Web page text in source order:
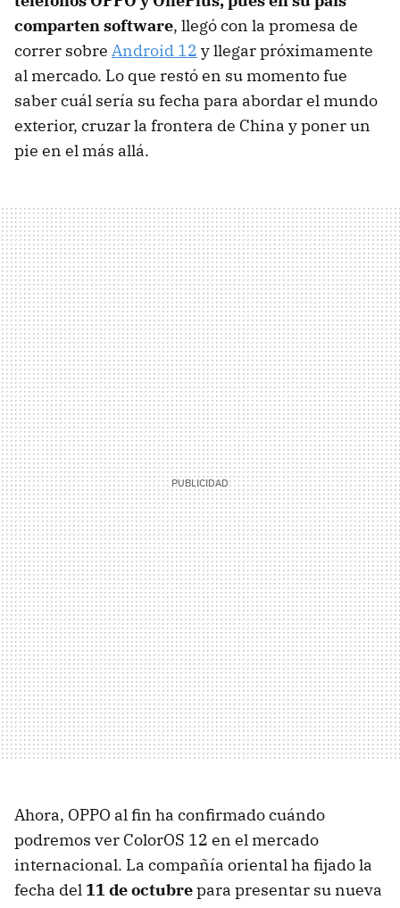
comparten software, llegó con la promesa de
correr sobre Android 12 y llegar próximamente
al mercado. Lo que restó en su momento fue
saber cuál sería su fecha para abordar el mundo
exterior, cruzar la frontera de China y poner un
pie en el más allá.
Ahora, OPPO al fin ha confirmado cuándo
podremos ver ColorOS 12 en el mercado
internacional. La compañía oriental ha fijado la
fecha del 11 de octubrepara presentar su nueva